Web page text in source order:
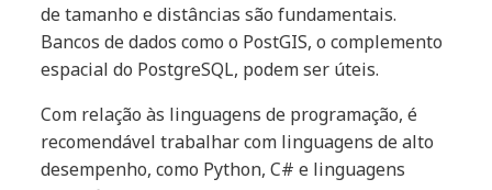
de tamanho e distâncias são fundamentais.
Bancos de dados como o PostGIS, o complemento
espacial do PostgreSQL, podem ser úteis.
Com relação às linguagens de programação, é
recomendável trabalhar com linguagens de alto
desempenho, como Python, C# e linguagens